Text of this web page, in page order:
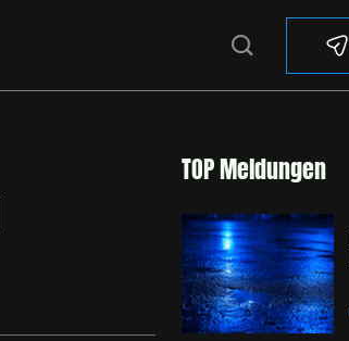
TOP Meldungen